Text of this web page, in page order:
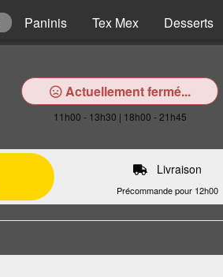
Paninis Tex Mex Desserts
Actuellement fermé...
11h00 - 13h30 | 18h00 - 21h45
Livraison
Précommande pour 12h00